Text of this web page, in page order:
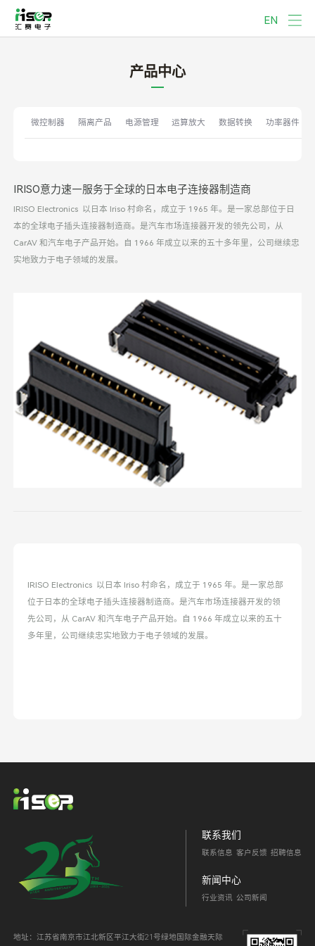
EN
产品中心
微控制器 隔离产品 电源管理 运算放大 数据转换 功率器件
IRISO意力速—服务于全球的日本电子连接器制造商
IRISO Electronics 以日本 Iriso 村命名，成立于 1965 年。是一家总部位于日
本的全球电子插头连接器制造商。是汽车市场连接器开发的领先公司，从
CarAV 和汽车电子产品开始。自 1966 年成立以来的五十多年里，公司继续忠
实地致力于电子领域的发展。
IRISO Electronics 以日本 Iriso 村命名，成立于 1965 年。是一家总部
位于日本的全球电子插头连接器制造商。是汽车市场连接器开发的领
先公司，从 CarAV 和汽车电子产品开始。自 1966 年成立以来的五十
多年里，公司继续忠实地致力于电子领域的发展。
联系我们
联系信息 客户反馈 招聘信息
新闻中心
行业资讯 公司新闻
地址：江苏省南京市江北新区平江大街21号绿地国际金融天际